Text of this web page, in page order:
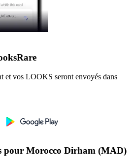
et vos LOOKS seront envoyés dans
pour Morocco Dirham (MAD)